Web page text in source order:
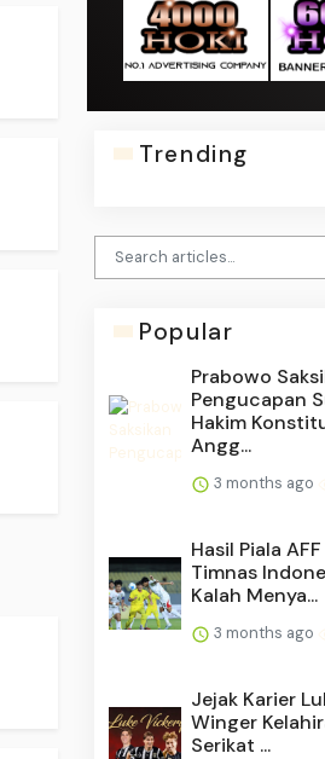
Trending
Popular
Prabowo
Pengucapan
Hakim
Angg...
3 months ago
Hasil Piala
Timnas
Kalah Menya...
3 months ago
Jejak Karier
Winger
Serikat ...